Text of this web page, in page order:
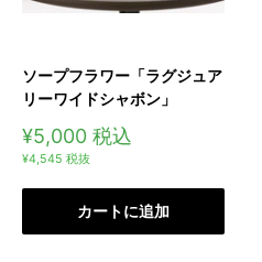
ソープフラワー「ラグジュア
リーワイドシャボン」
販
売
格
¥5,000 税込
¥4,545 税抜
カートに追加